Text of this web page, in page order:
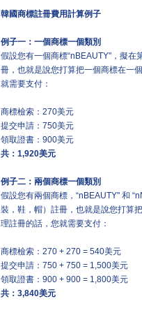
韓國商標註冊費用計算例子
例子一：一個商標一個類別
假設您有一個商標“nBEAUTY"，擬
冊，也就是說您打算把一個商標在一
就需要支付：
商標檢索：270美元
提交申請：750美元
領取證書：900美元
共： 1,920美元
例子二：兩個商標一個類別
假設您有兩個商標，“nBEAUTY" 和
裝，鞋，帽）註冊，也就是說您打算
理註冊的話，您就需要支付：
商標檢索：270 + 270 = 540美元
提交申請：750 + 750 = 1,500美元
領取證書：900 + 900 = 1,800美元
共： 3,840美元